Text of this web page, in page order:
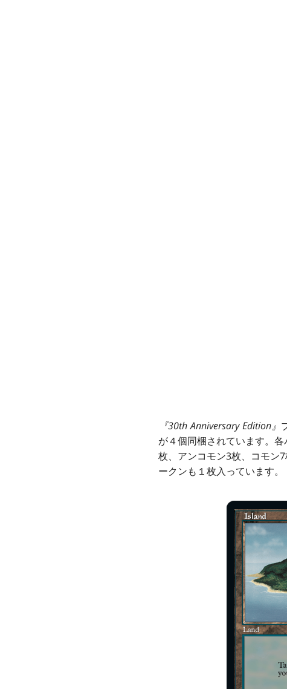
『30th Anniversary Edition』
が４個同梱されています。
枚、アンコモン3枚、コモン
ークンも１枚入っています。